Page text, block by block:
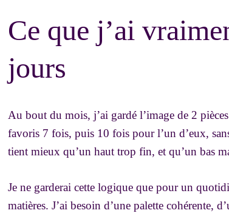
Ce que j’ai
jours
Au bout du mois, j’ai gardé l’image de 2
favoris 7 fois, puis 10 fois pour l’un d’eux,
tient mieux qu’un haut trop fin, et qu’un bas
Je ne garderai cette logique que pour un
matières. J’ai besoin d’une palette cohérente,